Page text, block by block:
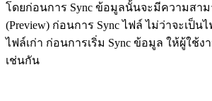
โดยก่อนการ Sync ข้อมูลนั้นจะมีความสา
(Preview) ก่อนการ Sync ไฟล์ ไม่ว่าจะเป็
ไฟล์เก่า ก่อนการเริ่ม Sync ข้อมูล ให้ผู้ใช้ง
เช่นกัน